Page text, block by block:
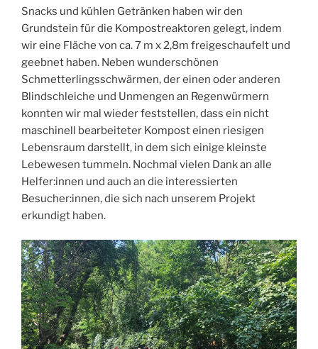
Snacks und kühlen Getränken haben wir den
Grundstein für die Kompostreaktoren gelegt, indem
wir eine Fläche von ca. 7 m x 2,8m freigeschaufelt und
geebnet haben. Neben wunderschönen
Schmetterlingsschwärmen, der einen oder anderen
Blindschleiche und Unmengen an Regenwürmern
konnten wir mal wieder feststellen, dass ein nicht
maschinell bearbeiteter Kompost einen riesigen
Lebensraum darstellt, in dem sich einige kleinste
Lebewesen tummeln. Nochmal vielen Dank an alle
Helfer:innen und auch an die interessierten
Besucher:innen, die sich nach unserem Projekt
erkundigt haben.